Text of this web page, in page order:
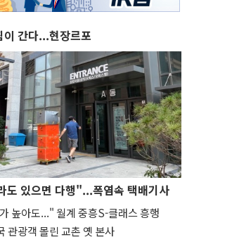
영상* "부동산 지옥 고집한다
향한 장동혁의 서슬퍼런 일갈 |
의힘 부동산정책 정상화 특별위
이 간다...현장르포
도 있으면 다행"...폭염속 택배기사
높아도..." 월계 중흥S-클래스 흥행
관광객 몰린 교촌 옛 본사